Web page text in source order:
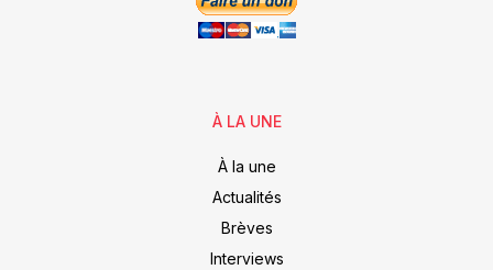
À LA UNE
À la une
Actualités
Brèves
Interviews